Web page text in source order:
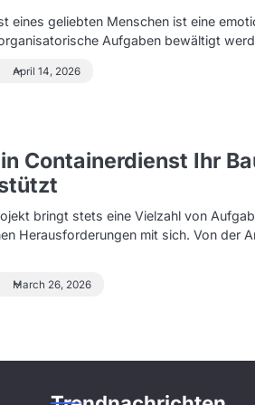
eines geliebten Menschen ist eine
Aufgaben bewältigt
April 14, 2026
Containerdienst Ihr
bringt stets eine Vielzahl von
Herausforderungen mit sich. Von der
March 26, 2026
2
gestaltet
Wie ein
Traumgarten